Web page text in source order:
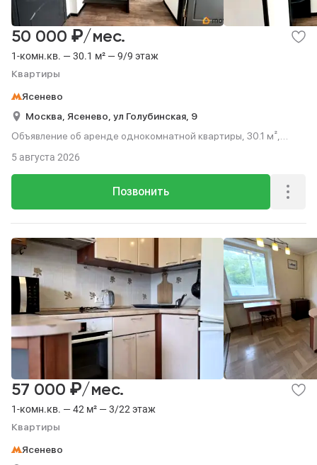
1-комн.кв. — 30.1 м² — 9/9 этаж
Квартиры
50 000 ₽/мес.
Ясенево
Москва, Ясенево, ул Голубинская, 9
Объявление об аренде однокомнатной квартиры, 30.1 м²,
Позвонить
5 августа 2026
1-комн.кв. — 42 м² — 3/22 этаж
Квартиры
57 000 ₽/мес.
Ясенево